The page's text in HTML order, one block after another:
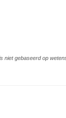
gebaseerd op